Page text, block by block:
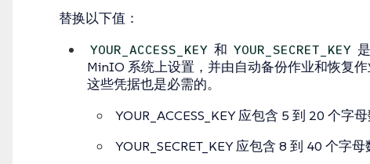
替换以下值：
YOUR_ACCESS_KEY 和 YOUR_SECRET_KEY
MinIO 系统上设置，并由自动备份作业和恢复
这些凭据也是必需的。
YOUR_ACCESS_KEY 应包含 5 到 20 个字母
YOUR_SECRET_KEY 应包含 8 到 40 个字母